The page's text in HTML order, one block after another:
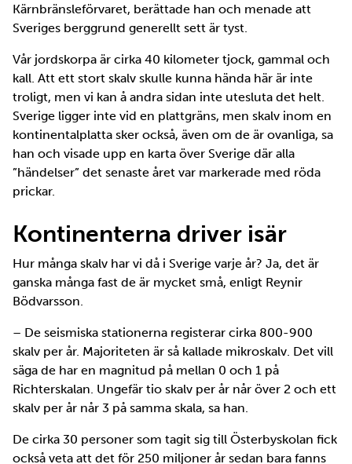
Kärnbränsleförvaret, berättade han och menade att
Sveriges berggrund generellt sett är tyst.
Vår jordskorpa är cirka 40 kilometer tjock, gammal och
kall. Att ett stort skalv skulle kunna hända här är inte
troligt, men vi kan å andra sidan inte utesluta det helt.
Sverige ligger inte vid en plattgräns, men skalv inom en
kontinentalplatta sker också, även om de är ovanliga, sa
han och visade upp en karta över Sverige där alla
”händelser” det senaste året var markerade med röda
prickar.
Kontinenterna driver isär
Hur många skalv har vi då i Sverige varje år? Ja, det är
ganska många fast de är mycket små, enligt Reynir
Bödvarsson.
– De seismiska stationerna registerar cirka 800-900
skalv per år. Majoriteten är så kallade mikroskalv. Det vill
säga de har en magnitud på mellan 0 och 1 på
Richterskalan. Ungefär tio skalv per år når över 2 och ett
skalv per år når 3 på samma skala, sa han.
De cirka 30 personer som tagit sig till Österbyskolan fick
också veta att det för 250 miljoner år sedan bara fanns